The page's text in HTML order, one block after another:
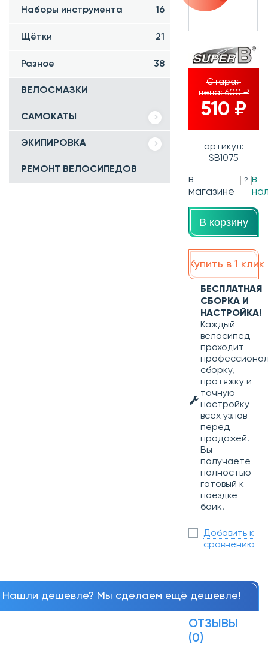
Наборы инструмента
16
Щётки 21
Разное 38
ВЕЛОСМАЗКИ
САМОКАТЫ
ЭКИПИРОВКА
РЕМОНТ ВЕЛОСИПЕДОВ
Старая
цена:600 ₽
510 ₽
артикул:
SB1075
в
магазине
? в
В корзину
Купить в 1 клик
БЕСПЛАТНАЯ
СБОРКА И
НАСТРОЙКА!
Каждый
велосипед
проходит
сборку,
протяжку и
точную
настройку
всех узлов
перед
продажей.
Вы
получаете
полностью
готовый к
поездке
байк.
Добавить к
сравнению
Нашли дешевле? Мы сделаем ещё дешевле!
ОТЗЫВЫ
(0)